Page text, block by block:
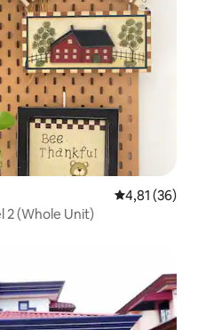
Średnia
4,81 (36)
2 (Whole Unit)